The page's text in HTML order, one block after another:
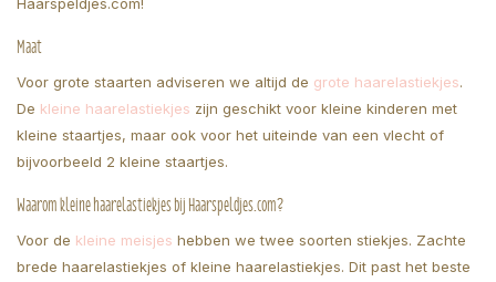
Maat
Voor grote staarten adviseren we altijd de grote haarelastiekjes.
De kleine haarelastiekjes zijn geschikt voor kleine kinderen met
kleine staartjes, maar ook voor het uiteinde van een vlecht of
bijvoorbeeld 2 kleine staartjes.
Waarom kleine haarelastiekjes bij Haarspeldjes.com?
Voor de kleine meisjes hebben we twee soorten stiekjes. Zachte
brede haarelastiekjes of kleine haarelastiekjes. Dit past het beste